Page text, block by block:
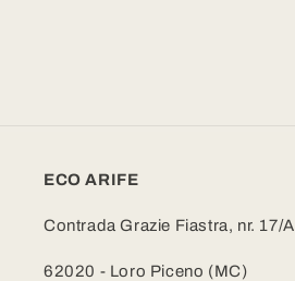
ECO ARIFE
Contrada Grazie Fiastra, nr. 17/A
62020 - Loro Piceno (MC)